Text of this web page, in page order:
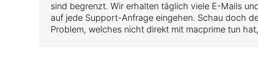
sind begrenzt. Wir erhalten täglich viele E-Mails
auf jede Support-Anfrage eingehen. Schau doch
Problem, welches nicht direkt mit macprime tun